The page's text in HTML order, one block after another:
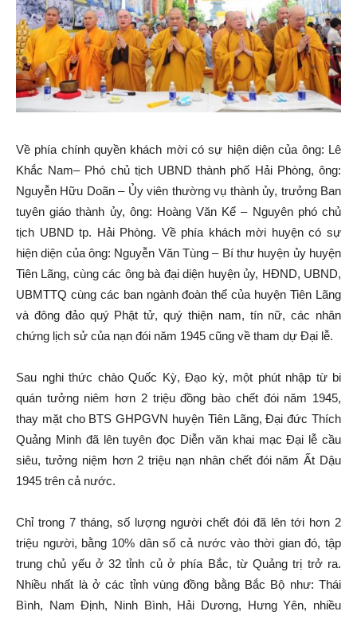
Về phía chính quyền khách mời có sự hiện diện của ông: Lê
Khắc Nam– Phó chủ tịch UBND thành phố Hải Phòng, ông:
Nguyễn Hữu Doãn – Ủy viên thường vụ thành ủy, trưởng Ban
tuyên giáo thành ủy, ông: Hoàng Văn Kể – Nguyên phó chủ
tịch UBND tp. Hải Phòng. Về phía khách mời huyện có sự
hiện diện của ông: Nguyễn Văn Tùng – Bí thư huyện ủy huyện
Tiên Lãng, cùng các ông bà đại diện huyện ủy, HĐND, UBND,
UBMTTQ cùng các ban ngành đoàn thể của huyện Tiên Lãng
và đông đảo quý Phật tử, quý thiện nam, tín nữ, các nhân
chứng lịch sử của nạn đói năm 1945 cũng về tham dự Đại lễ.
Sau nghi thức chào Quốc Kỳ, Đạo kỳ, một phút nhập từ bi
quán tưởng niêm hơn 2 triệu đồng bào chết đói năm 1945,
thay mặt cho BTS GHPGVN huyện Tiên Lãng, Đại đức Thích
Quảng Minh đã lên tuyên đọc Diễn văn khai mạc Đại lễ cầu
siêu, tưởng niệm hơn 2 triệu nạn nhân chết đói năm Ất Dậu
1945 trên cả nước.
Chỉ trong 7 tháng, số lượng người chết đói đã lên tới hơn 2
triệu người, bằng 10% dân số cả nước vào thời gian đó, tập
trung chủ yếu ở 32 tỉnh củ ở phía Bắc, từ Quảng trị trở ra.
Nhiều nhất là ở các tỉnh vùng đồng bằng Bắc Bộ như: Thái
Bình, Nam Định, Ninh Bình, Hải Dương, Hưng Yên, nhiều